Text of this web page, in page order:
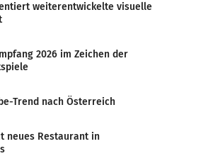
weiterentwickelte visuelle
2026 im Zeichen der
Trend nach Österreich
neues Restaurant in